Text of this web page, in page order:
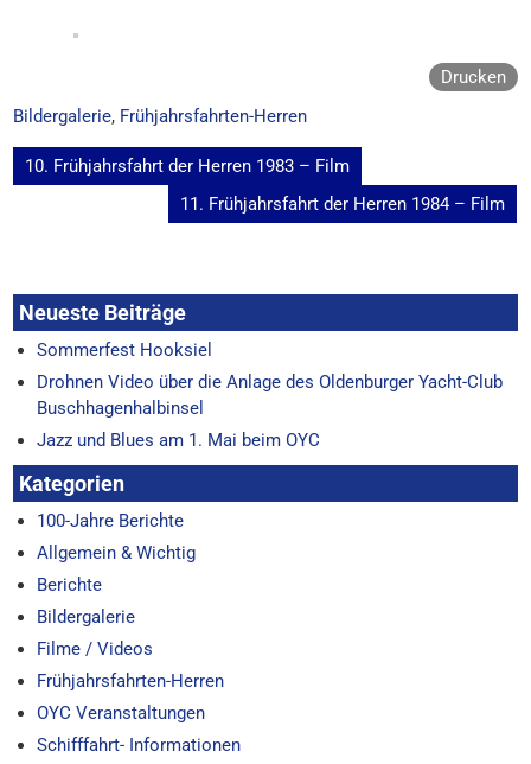
Drucken
Bildergalerie, Frühjahrsfahrten-Herren
Beitragsnavigation
10. Frühjahrsfahrt der Herren 1983 – Film
11. Frühjahrsfahrt der Herren 1984 – Film
Neueste Beiträge
Sommerfest Hooksiel
Drohnen Video über die Anlage des Oldenburger Yacht-Club
Buschhagenhalbinsel
Jazz und Blues am 1. Mai beim OYC
Kategorien
100-Jahre Berichte
Allgemein & Wichtig
Berichte
Bildergalerie
Filme / Videos
Frühjahrsfahrten-Herren
OYC Veranstaltungen
Schifffahrt- Informationen